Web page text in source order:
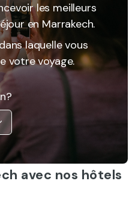
les meilleurs
en Marrakech.
laquelle vous
votre voyage.
avec nos hôtels